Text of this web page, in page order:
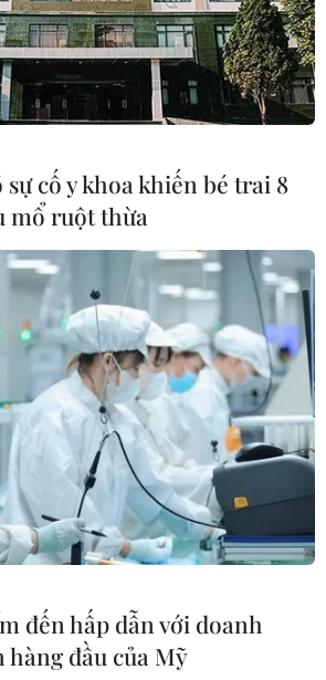
cố y khoa khiến bé trai 8
mổ ruột thừa
đến hấp dẫn với doanh
đầu của Mỹ